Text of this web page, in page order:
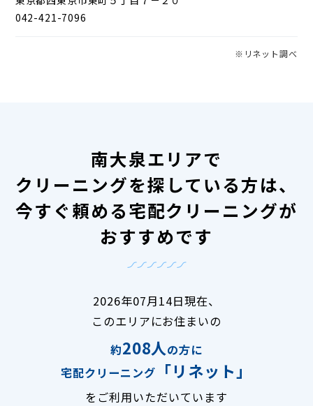
042-421-7096
※リネット調べ
南大泉エリアで
クリーニングを探している方は、
今すぐ頼める宅配クリーニングが
おすすめです
2026年07月14日現在、
このエリアにお住まいの
約208人の方に
宅配クリーニング
「リネット」
をご利用いただいています